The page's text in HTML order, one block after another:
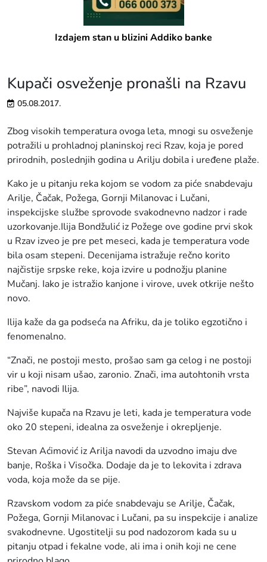
Izdajem stan u blizini Addiko banke
Kupači osveženje pronašli na Rzavu
05.08.2017.
Zbog visokih temperatura ovoga leta, mnogi su osveženje
potražili u prohladnoj planinskoj reci Rzav, koja je pored
prirodnih, poslednjih godina u Arilju dobila i uređene plaže.
Kako je u pitanju reka kojom se vodom za piće snabdevaju
Arilje, Čačak, Požega, Gornji Milanovac i Lučani,
inspekcijske službe sprovode svakodnevno nadzor i rade
uzorkovanje.Ilija Bondžulić iz Požege ove godine prvi skok
u Rzav izveo je pre pet meseci, kada je temperatura vode
bila osam stepeni. Decenijama istražuje rečno korito
najčistije srpske reke, koja izvire u podnožju planine
Mučanj. Iako je istražio kanjone i virove, uvek otkrije nešto
novo.
Ilija kaže da ga podseća na Afriku, da je toliko egzotično i
fenomenalno.
“Znači, ne postoji mesto, prošao sam ga celog i ne postoji
vir u koji nisam ušao, zaronio. Znači, ima autohtonih vrsta
ribe”, navodi Ilija.
Najviše kupača na Rzavu je leti, kada je temperatura vode
oko 20 stepeni, idealna za osveženje i okrepljenje.
Stevan Aćimović iz Arilja navodi da uzvodno imaju dve
banje, Roška i Visočka. Dodaje da je to lekovita i zdrava
voda, koja može da se pije.
Rzavskom vodom za piće snabdevaju se Arilje, Čačak,
Požega, Gornji Milanovac i Lučani, pa su inspekcije i analize
svakodnevne. Ugostitelji su pod nadozorom kada su u
pitanju otpad i fekalne vode, ali ima i onih koji ne cene